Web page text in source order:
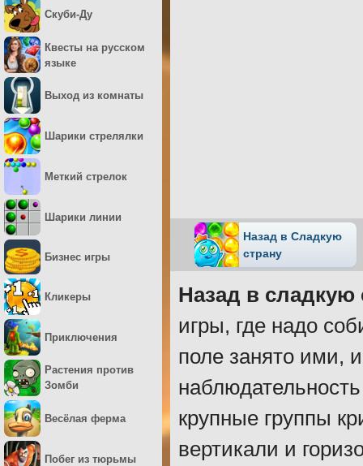
Назад в Сладкую
страну
Назад в сладкую
игры, где надо
поле занято ими,
крупные группы
вертикали и
Скуби-Ду
Квесты на русском
языке
Выход из комнаты
Шарики стрелялки
Меткий стрелок
Шарики линии
Бизнес игры
Кликеры
Приключения
Растения против
Зомби
Весёлая ферма
Побег из тюрьмы